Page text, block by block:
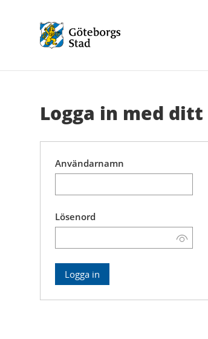
Logga in med ditt
Användarnamn
Lösenord
Visa
lösenord